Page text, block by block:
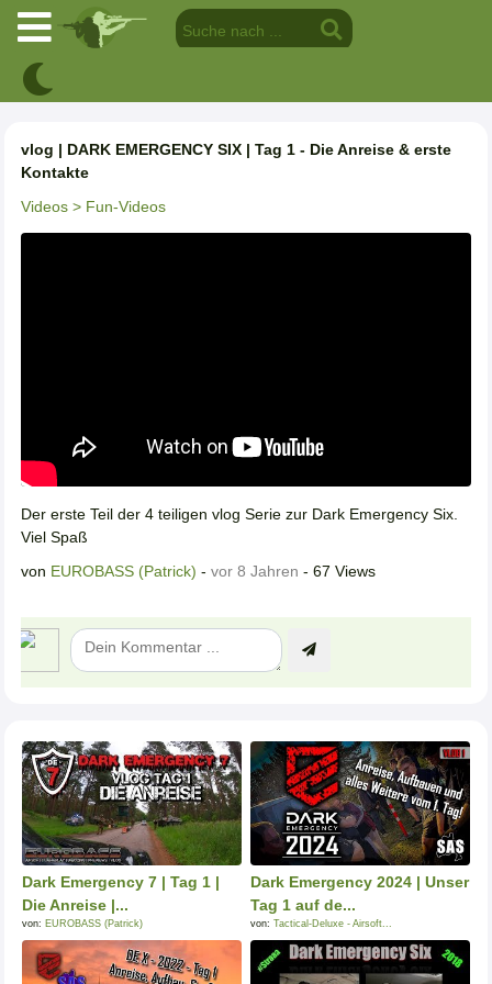
vlog | DARK EMERGENCY SIX | Tag 1 - Die Anreise & erste
Kontakte
Videos > Fun-Videos
Der erste Teil der 4 teiligen vlog Serie zur Dark Emergency Six.
Viel Spaß
von EUROBASS (Patrick) - vor 8 Jahren - 67 Views
Dark Emergency 7 | Tag 1 |
Die Anreise |...
von: EUROBASS (Patrick)
Dark Emergency 2024 | Unser
Tag 1 auf de...
von: Tactical-Deluxe - Airsoft...